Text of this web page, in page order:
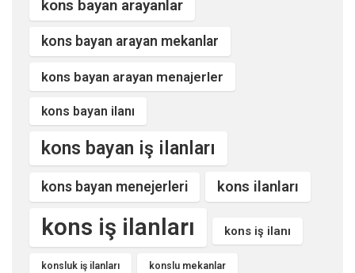
kons bayan arayanlar
kons bayan arayan mekanlar
kons bayan arayan menajerler
kons bayan ilanı
kons bayan iş ilanları
kons bayan menejerleri kons ilanları
kons iş ilanları kons iş ilanı
konsluk iş ilanları konslu mekanlar